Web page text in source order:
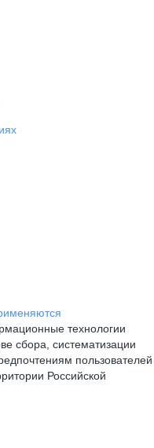
технологии
сбора, систематизации
пользователей
Российской